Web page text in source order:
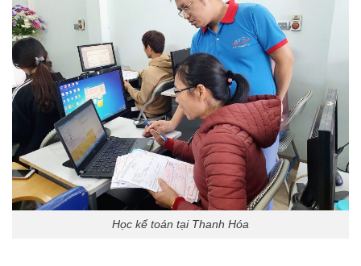
Học kế toán tại Thanh Hóa